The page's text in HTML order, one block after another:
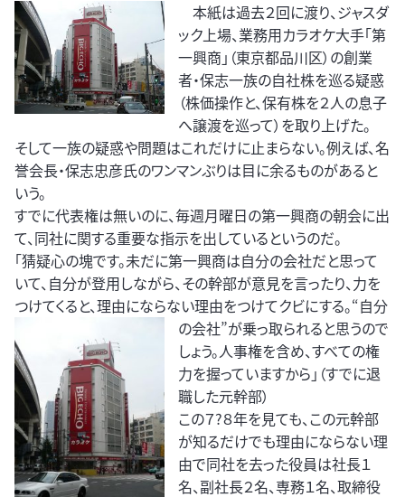
本紙は過去２回に渡り、ジャスダ
ック上場、業務用カラオケ大手「第
一興商」（東京都品川区）の創業
者・保志一族の自社株を巡る疑惑
（株価操作と、保有株を２人の息子
へ譲渡を巡って）を取り上げた。
そして一族の疑惑や問題はこれだけに止まらない。例えば、名
誉会長・保志忠彦氏のワンマンぶりは目に余るものがあると
いう。
すでに代表権は無いのに、毎週月曜日の第一興商の朝会に出
て、同社に関する重要な指示を出しているというのだ。
「猜疑心の塊です。未だに第一興商は自分の会社だと思って
いて、自分が登用しながら、その幹部が意見を言ったり、力を
つけてくると、理由にならない理由をつけてクビにする。“自分
の会社”が乗っ取られると思うので
しょう。人事権を含め、すべての権
力を握っていますから」（すでに退
職した元幹部）
この７?８年を見ても、この元幹部
が知るだけでも理由にならない理
由で同社を去った役員は社長１
名、副社長２名、専務１名、取締役